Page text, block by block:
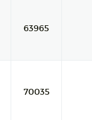
63965
70035